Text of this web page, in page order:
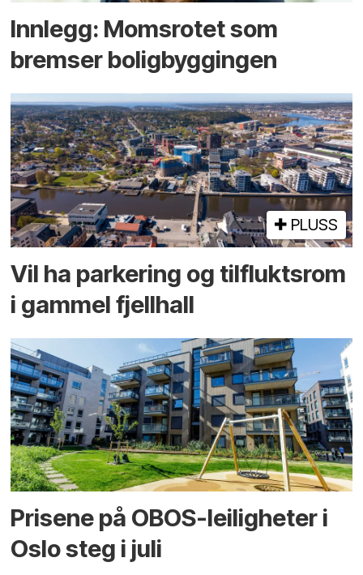
Innlegg: Moms­rotet som
bremser bolig­byggingen
PLUSS
Vil ha parkering og tilflukts­rom
i gammel fjellhall
Prisene på OBOS-leiligheter i
Oslo steg i juli